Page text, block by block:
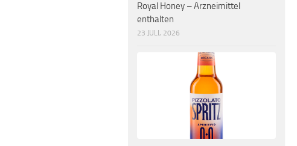
Royal Honey – Arzneimittel
enthalten
23 JULI, 2026